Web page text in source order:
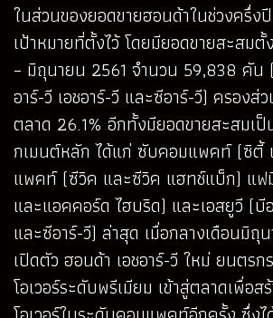
ในส่วนของยอดขายฮอนด้าในช่วงครึ่ง
เป้าหมายที่ตั้งไว้ โดยมียอดขายสะสม
– มิถุนายน 2561 จำนวน 59,838 คัน
อาร์-วี เอชอาร์-วี และซีอาร์-วี) ครองส่
ตลาด 26.1% อีกทั้งมียอดขายสะสมเ
กเมนต์หลัก ได้แก่ ซับคอมแพคท์ (ซิตี้
แพคท์ (ซีวิค และซีวิค แฮทช์แบ็ก) แฟ
และแอคคอร์ด ไฮบริด) และเอสยูวี (บีอ
และซีอาร์-วี) ล่าสุด เมื่อกลางเดือนมิถุ
เปิดตัว ฮอนด้า เอชอาร์-วี ใหม่ ยนตร
โอเวอร์ระดับพรีเมียม เข้าสู่ตลาดเพื่อ